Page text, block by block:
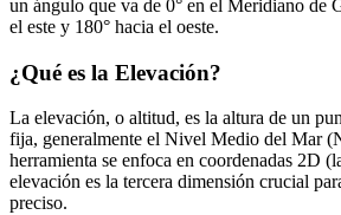
un ángulo que va de 0° en el Meridiano de
el este y 180° hacia el oeste.
¿Qué es la Elevación?
La elevación, o altitud, es la altura de un
fija, generalmente el Nivel Medio del Mar
herramienta se enfoca en coordenadas 2D
elevación es la tercera dimensión crucial
preciso.